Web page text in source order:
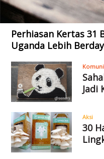
Perhiasan Kertas 31
Uganda Lebih
Jadi
Aksi
30